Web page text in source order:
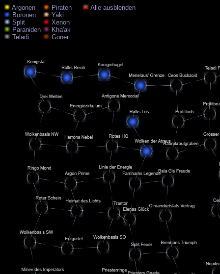
Argonen Piraten
Alle ausblenden
Boronen
Yaki
Split
Xenon
Paraniden
Kha'ak
Teladi
Goner